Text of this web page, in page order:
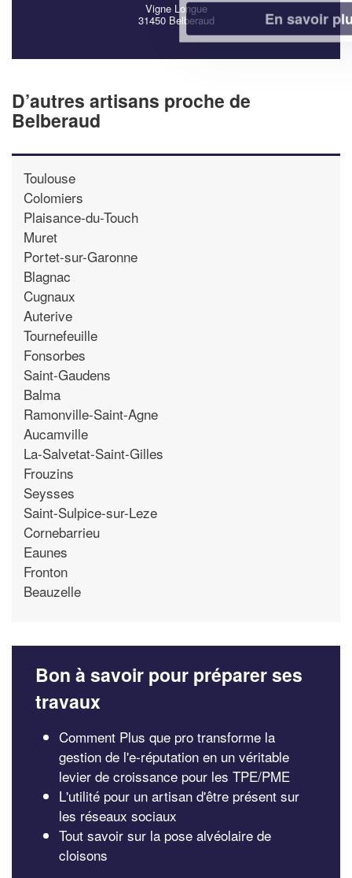
Vigne Longue
31450 Belberaud
D’autres artisans proche de
Belberaud
Toulouse
Colomiers
Plaisance-du-Touch
Muret
Portet-sur-Garonne
Blagnac
Cugnaux
Auterive
Tournefeuille
Fonsorbes
Saint-Gaudens
Balma
Ramonville-Saint-Agne
Aucamville
La-Salvetat-Saint-Gilles
Frouzins
Seysses
Saint-Sulpice-sur-Leze
Cornebarrieu
Eaunes
Fronton
Beauzelle
Bon à savoir pour préparer ses
travaux
Comment Plus que pro transforme la
gestion de l'e-réputation en un véritable
levier de croissance pour les TPE/PME
L'utilité pour un artisan d'être présent sur
les réseaux sociaux
Tout savoir sur la pose alvéolaire de
cloisons
En savoir plus